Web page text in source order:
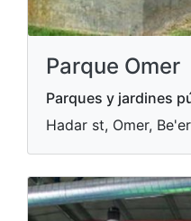
Parque Omer
Parques y jardines
Hadar st, Omer,